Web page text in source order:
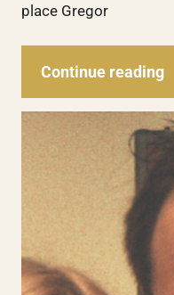
place Gregor
Continue reading